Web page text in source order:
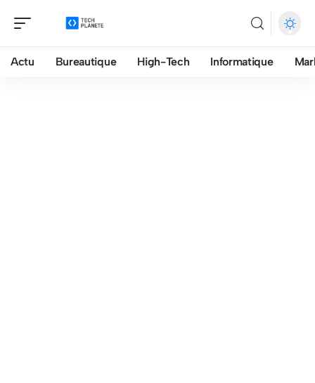
Actu Bureautique High-Tech Informatique